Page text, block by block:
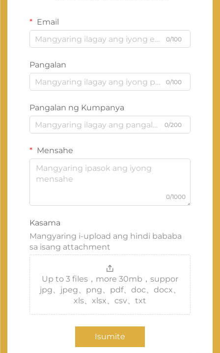
Email
0/100
Pangalan
0/100
Pangalan ng Kumpanya
0/200
Mensahe
0/1000
Kasama
Mangyaring i-upload ang hindi bababa
sa isang attachment
Up to 3 files，more 30mb，suppor
jpg、jpeg、png、pdf、doc、docx、
xls、xlsx、csv、txt
Isumite